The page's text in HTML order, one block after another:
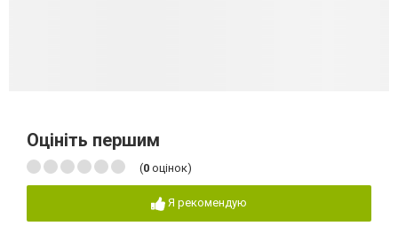
Оцініть першим
(0 оцінок)
Я рекомендую